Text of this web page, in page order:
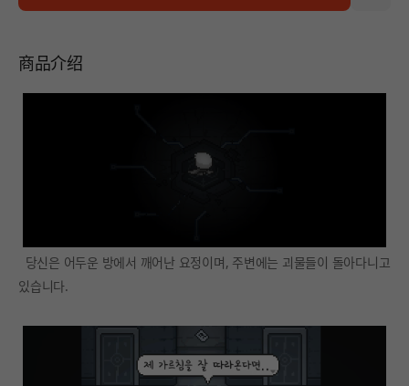
商品介绍
당신은 어두운 방에서 깨어난 요정이며, 주변에는 괴물들이 돌아다니고
있습니다.